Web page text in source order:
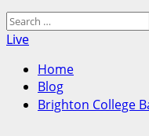
Search
for:
Live
Home
Blog
Brighton College